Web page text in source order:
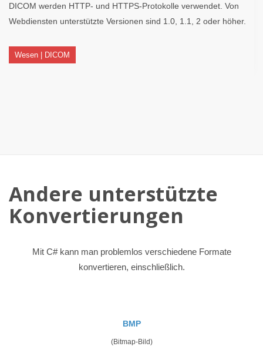
DICOM werden HTTP- und HTTPS-Protokolle verwendet. Von
Webdiensten unterstützte Versionen sind 1.0, 1.1, 2 oder höher.
Wesen | DICOM
Andere unterstützte
Konvertierungen
Mit C# kann man problemlos verschiedene Formate
konvertieren, einschließlich.
BMP
(Bitmap-Bild)